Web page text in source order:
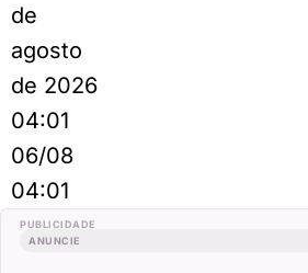
de
agosto
de 2026
04:01
06/08
04:01
PUBLICIDADE
ANUNCIE